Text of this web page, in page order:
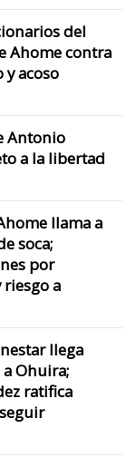
del
Ahome contra
acoso
Antonio
a la libertad
llama a
soca;
por
a
llega
Ohuira;
ratifica